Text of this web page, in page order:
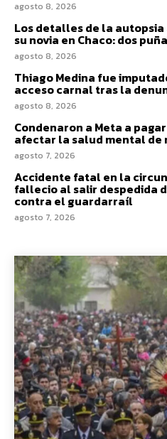
agosto 8, 2026
Los detalles de la
su novia en Chaco: dos
agosto 8, 2026
Thiago Medina fue
acceso carnal tras la
agosto 8, 2026
Condenaron a Meta a
afectar la salud mental de
agosto 7, 2026
Accidente fatal en la
fallecio al salir despedida
contra el guardarraíl
agosto 7, 2026